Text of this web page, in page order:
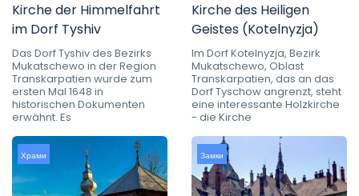
Kirche der Himmelfahrt
im Dorf Tyshiv
Das Dorf Tyshiv des Bezirks
Mukatschewo in der Region
Transkarpatien wurde zum
ersten Mal 1648 in
historischen Dokumenten
erwähnt. Es
Kirche des Heiligen
Geistes (Kotelnyzja)
Im Dorf Kotelnyzja, Bezirk
Mukatschewo, Oblast
Transkarpatien, das an das
Dorf Tyschow angrenzt, steht
eine interessante Holzkirche
- die Kirche
Храми Замки